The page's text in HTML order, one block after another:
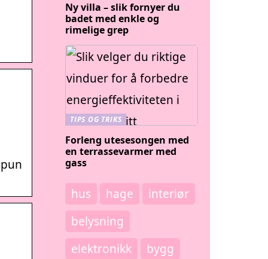
Ny villa – slik fornyer du
badet med enkle og
rimelige grep
TIPS OG TRIKS
Forleng utesesongen med
en terrassevarmer med
gass
hus hage
interiør
belysning
elektronikk
bygg